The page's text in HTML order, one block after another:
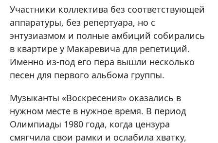
Участники коллектива без соответствующей
аппаратуры, без репертуара, но с
энтузиазмом и полные амбиций собирались
в квартире у Макаревича для репетиций.
Именно из-под его пера вышли несколько
песен для первого альбома группы.
Музыканты «Воскресения» оказались в
нужном месте в нужное время. В период
Олимпиады 1980 года, когда цензура
смягчила свои рамки и ослабила хватку,